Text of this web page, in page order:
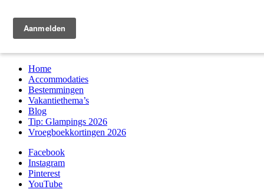
Home
Accommodaties
Bestemmingen
Vakantiethema’s
Blog
Tip: Glampings 2026
Vroegboekkortingen 2026
Facebook
Instagram
Pinterest
YouTube